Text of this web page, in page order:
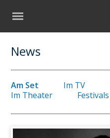
News
Am Set Im TV
Im Theater
Festivals